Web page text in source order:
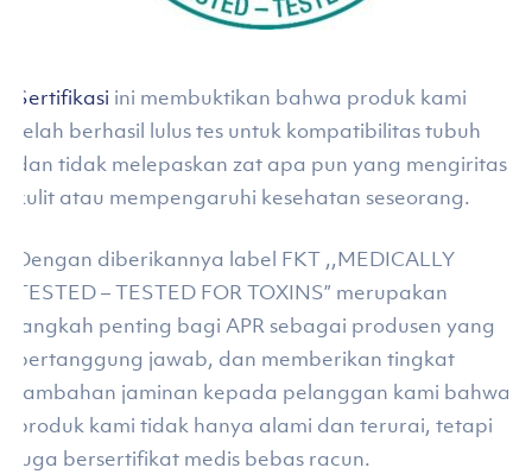
Sertifikasi ini membuktikan bahwa produk kami
telah berhasil lulus tes untuk kompatibilitas tubuh
dan tidak melepaskan zat apa pun yang mengiritasi
kulit atau mempengaruhi kesehatan seseorang.
Dengan diberikannya label FKT ,,MEDICALLY
TESTED – TESTED FOR TOXINS” merupakan
langkah penting bagi APR sebagai produsen yang
bertanggung jawab, dan memberikan tingkat
tambahan jaminan kepada pelanggan kami bahwa
produk kami tidak hanya alami dan terurai, tetapi
juga bersertifikat medis bebas racun.